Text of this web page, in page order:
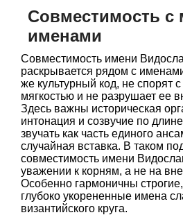
Совместимость с
именами
Совместимость имени
раскрывается рядом с
же культурный код, не спорят
мягкостью и не разрушает ее
Здесь важны историческая
интонация и созвучие по
звучать как часть единого
случайная вставка. В таком
совместимость имени
уважении к корням, а не на
Особенно гармоничны
глубоко укорененные имена
византийского круга.